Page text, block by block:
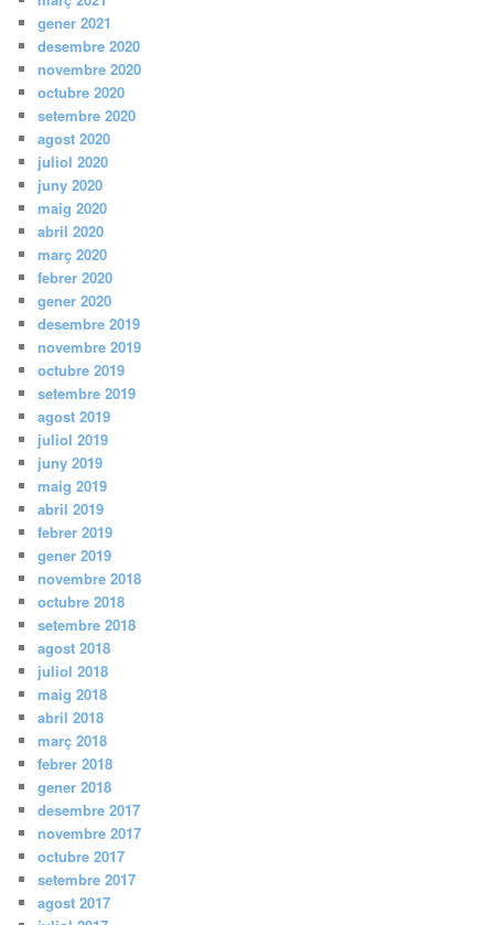
gener 2021
desembre 2020
novembre 2020
octubre 2020
setembre 2020
agost 2020
juliol 2020
juny 2020
maig 2020
abril 2020
març 2020
febrer 2020
gener 2020
desembre 2019
novembre 2019
octubre 2019
setembre 2019
agost 2019
juliol 2019
juny 2019
maig 2019
abril 2019
febrer 2019
gener 2019
novembre 2018
octubre 2018
setembre 2018
agost 2018
juliol 2018
maig 2018
abril 2018
març 2018
febrer 2018
gener 2018
desembre 2017
novembre 2017
octubre 2017
setembre 2017
agost 2017